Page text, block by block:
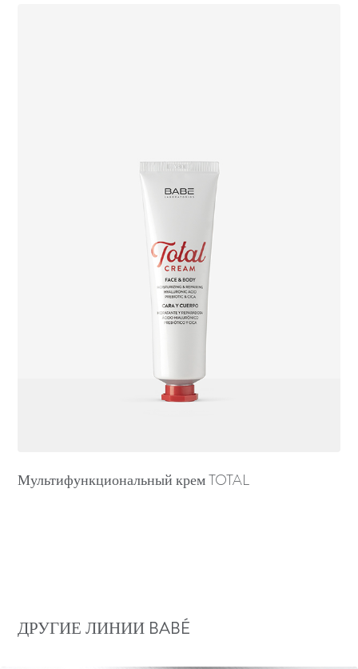
Мультифункциональный крем TOTAL
ДРУГИЕ ЛИНИИ BABÉ